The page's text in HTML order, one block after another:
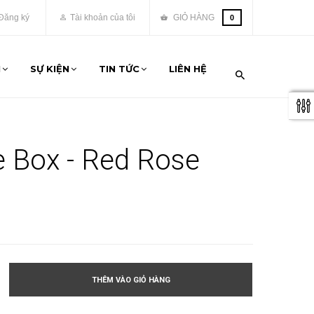
GIỎ HÀNG 0
ký Tài khoản của tôi
SỰ KIỆN TIN TỨC LIÊN HỆ
Box - Red Rose
THÊM VÀO GIỎ HÀNG